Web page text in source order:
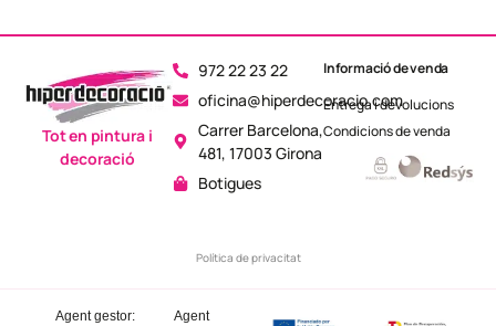
972 22 23 22
oficina@hiperdecoracio.com
Carrer Barcelona,
481, 17003 Girona
Botigues
Política de privacitat
Tot en pintura i
decoració
Informació de venda
Entrega i devolucions
Condicions de venda
Agent
Agent gestor: